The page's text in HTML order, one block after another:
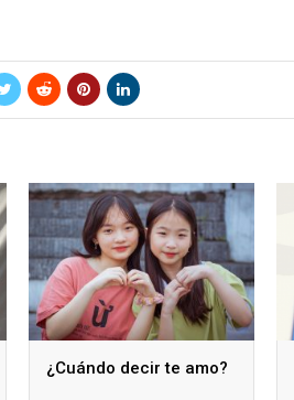
¿Cuándo decir te amo?